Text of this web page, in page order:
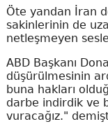
Öte yandan İran
sakinlerinin de
netleşmeyen
ABD Başkanı
düşürülmesinin
buna hakları
darbe indirdik ve
vuracağız."